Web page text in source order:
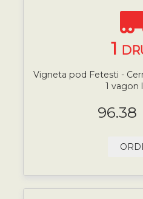
1
Vigneta pod Fetesti -
1 vagon
96.38